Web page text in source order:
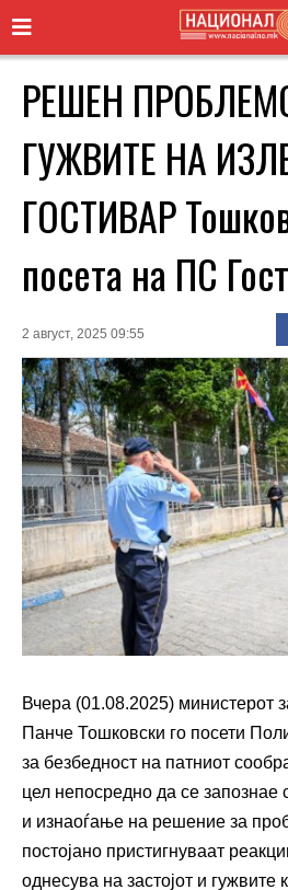
РЕШЕН
ГУЖВИТЕ НА
ГОСТИВАР
посета на ПС
2 август, 2025 09:55
Вчера (01.08.2025) министерот
Панче Тошковски го посети
за безбедност на патниот
цел непосредно да се запознае
и изнаоѓање на решение за
постојано пристигнуваат
однесува на застојот и гужвите